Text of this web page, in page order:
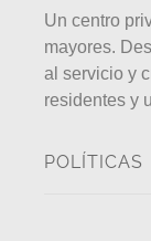
Un centro
mayores.
al servicio y
residentes y
POLÍTICAS